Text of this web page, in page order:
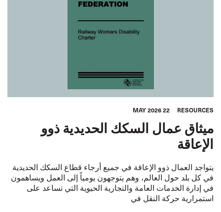
RESOURCES
22 MAY 2026
ميثاق عمال السكك الحديدية ذوو
الإعاقة
يتواجد العمال ذوو الإعاقة في جميع أرجاء قطاع السكك الحديدية
في كل بلد حول العالم، وهم يتوجهون يومياً إلى العمل ويساهمون
في إدارة الخدمات العامة والتجارية الحيوية التي تساعد على
استمرارية حركة النقل في